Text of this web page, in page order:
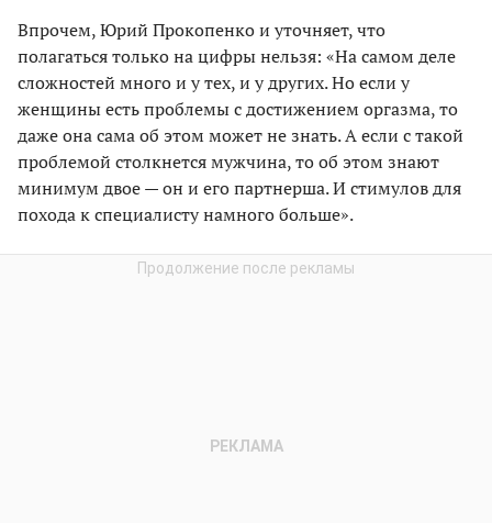
Впрочем, Юрий Прокопенко и уточняет, что
полагаться только на цифры нельзя: «На самом деле
сложностей много и у тех, и у других. Но если у
женщины есть проблемы с достижением оргазма, то
даже она сама об этом может не знать. А если с такой
проблемой столкнется мужчина, то об этом знают
минимум двое — он и его партнерша. И стимулов для
похода к специалисту намного больше».